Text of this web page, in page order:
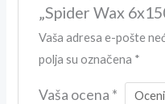
„Spider Wax
Vaša adresa e-pošte
polja su označena *
Vaša ocena *